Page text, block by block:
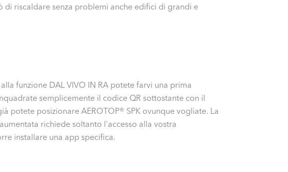
riscaldare senza problemi anche edifici di grandi e
funzione DAL VIVO IN RA potete farvi una prima
semplicemente il codice QR sottostante con il
potete posizionare AEROTOP® SPK ovunque vogliate. La
richiede soltanto l'accesso alla vostra
installare una app specifica.